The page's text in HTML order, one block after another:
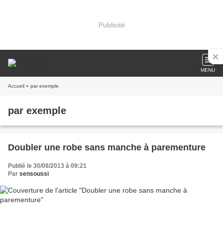
Publicité
MENU
Accueil » par exemple
par exemple
Doubler une robe sans manche à parementure
Publié le 30/08/2013 à 09:21
Par sensoussi